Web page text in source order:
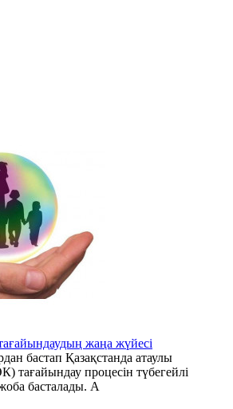
жаңа жүйесі
бастап Қазақстанда атаулы
тағайындау процесін түбегейлі
басталады. А